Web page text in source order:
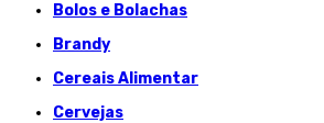
Bolos e Bolachas
Brandy
Cereais Alimentar
Cervejas